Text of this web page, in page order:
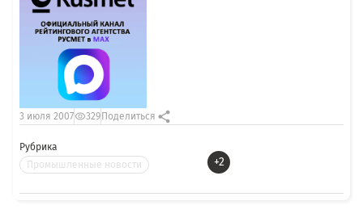
Рубрика
Промышленные новости
+2
3 июля 2007 329 Поделиться